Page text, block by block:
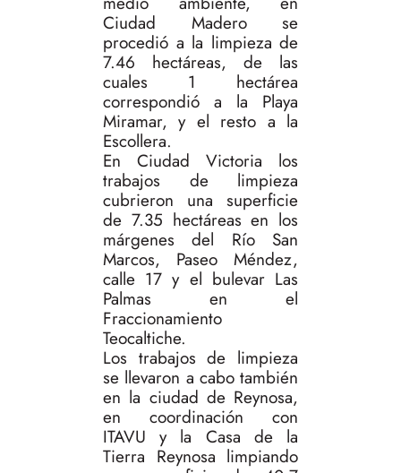
Ciudad Madero se
procedió a la limpieza de
7.46 hectáreas, de las
cuales 1 hectárea
correspondió a la Playa
Miramar, y el resto a la
Escollera.
En Ciudad Victoria los
trabajos de limpieza
cubrieron una superficie
de 7.35 hectáreas en los
márgenes del Río San
Marcos, Paseo Méndez,
calle 17 y el bulevar Las
Palmas en el
Fraccionamiento
Teocaltiche.
Los trabajos de limpieza
se llevaron a cabo también
en la ciudad de Reynosa,
en coordinación con
ITAVU y la Casa de la
Tierra Reynosa limpiando